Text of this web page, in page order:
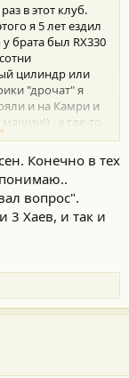
в этот клуб.
я 5 лет ездил
брата был RX330
цилиндр или
"дрочат" я
и на Камри и
, а где-то
открыла
недавно начали
не устраивал
МЕСТЕЧКОВОЕ
Конечно в тех
вопрос".
3 Хаев, и так и